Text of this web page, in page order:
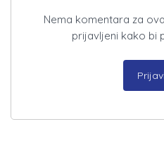
Nema komentara za
prijavljeni kako bi